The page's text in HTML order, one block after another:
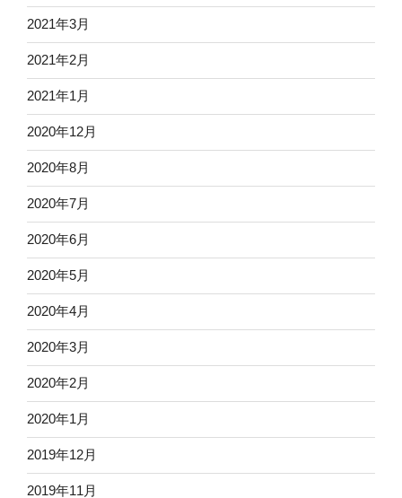
2021年3月
2021年2月
2021年1月
2020年12月
2020年8月
2020年7月
2020年6月
2020年5月
2020年4月
2020年3月
2020年2月
2020年1月
2019年12月
2019年11月